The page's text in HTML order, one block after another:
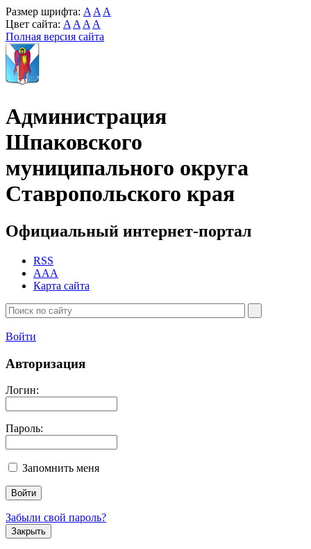
Размер шрифта: A A A
Цвет сайта: A A A A
Полная версия сайта
Администрация
Шпаковского
муниципального округа
Ставропольского края
Официальный интернет-портал
RSS
AAA
Карта сайта
Войти
Авторизация
Логин:
Пароль:
Запомнить меня
Забыли свой пароль?
Закрыть